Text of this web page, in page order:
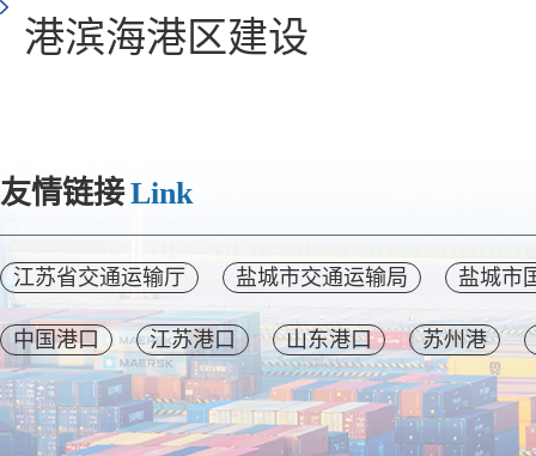
港滨海港区建设
友情链接Link
江苏省交通运输厅 盐城市交通运输局 盐城市
中国港口 江苏港口 山东港口 苏州港